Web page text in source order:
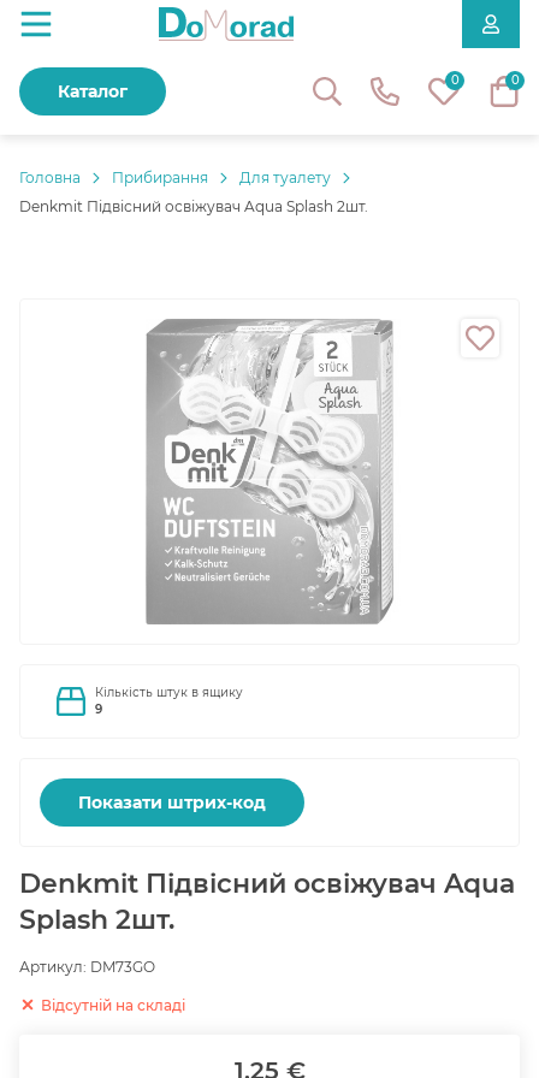
0 0
Каталог
Головнa Прибирання
Для туалету
Denkmit Підвісний освіжувач Aqua Splash 2шт.
Кількість штук в ящику
9
Показати штрих-код
Denkmit Підвісний освіжувач Aqua
Splash 2шт.
Артикул: DM73GO
Відсутній на складі
1.25 €